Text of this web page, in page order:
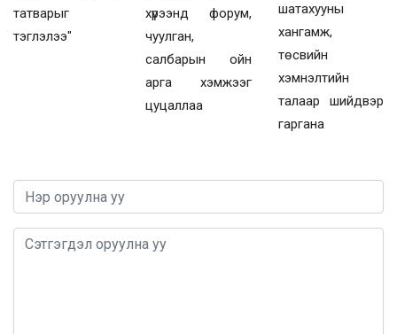
татварыг
тэглэлээ"
хүрээнд форум,
чуулган,
салбарын ойн
арга хэмжээг
цуцаллаа
шатахууны
хангамж,
төсвийн
хэмнэлтийн
талаар шийдвэр
гаргана